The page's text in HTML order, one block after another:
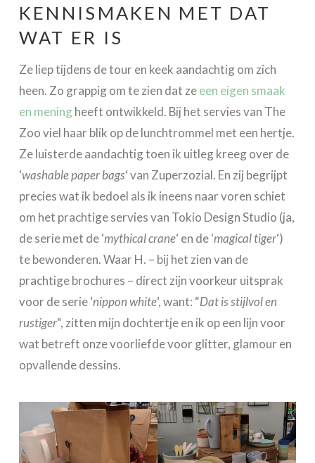
KENNISMAKEN MET DAT
WAT ER IS
Ze liep tijdens de tour en keek aandachtig om zich
heen. Zo grappig om te zien dat zeeen eigen smaak
en mening heeft ontwikkeld. Bij het servies van The
Zoo viel haar blik op de lunchtrommel met een hertje.
Ze luisterde aandachtig toen ik uitleg kreeg over de
‘washable paper bags‘ van Zuperzozial. En zij begrijpt
precies wat ik bedoel als ik ineens naar voren schiet
om het prachtige servies van Tokio Design Studio (ja,
de serie met de ‘mythical crane‘ en de ‘magical tiger‘)
te bewonderen. Waar H. – bij het zien van de
prachtige brochures – direct zijn voorkeur uitsprak
voor de serie ‘nippon white‘, want: “Dat is stijlvol en
rustiger“, zitten mijn dochtertje en ik op een lijn voor
wat betreft onze voorliefde voor glitter, glamour en
opvallende dessins.